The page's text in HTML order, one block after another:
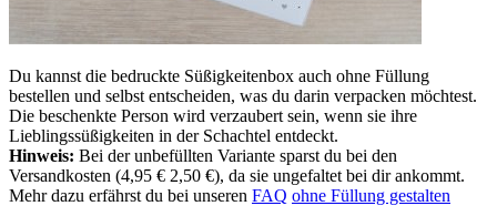
Du kannst die bedruckte Süßigkeitenbox auch ohne Füllung
bestellen und selbst entscheiden, was du darin verpacken möchtest.
Die beschenkte Person wird verzaubert sein, wenn sie ihre
Lieblingssüßigkeiten in der Schachtel entdeckt.
Hinweis: Bei der unbefüllten Variante sparst du bei den
Versandkosten (4,95 € 2,50 €), da sie ungefaltet bei dir ankommt.
Mehr dazu erfährst du bei unseren FAQ ohne Füllung gestalten